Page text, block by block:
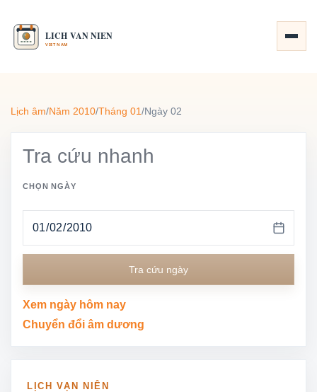
Lịch âm/Năm 2010/Tháng 01/Ngày 02
Tra cứu nhanh
CHỌN NGÀY
Tra cứu ngày
Xem ngày hôm nay
Chuyển đổi âm dương
LỊCH VẠN NIÊN